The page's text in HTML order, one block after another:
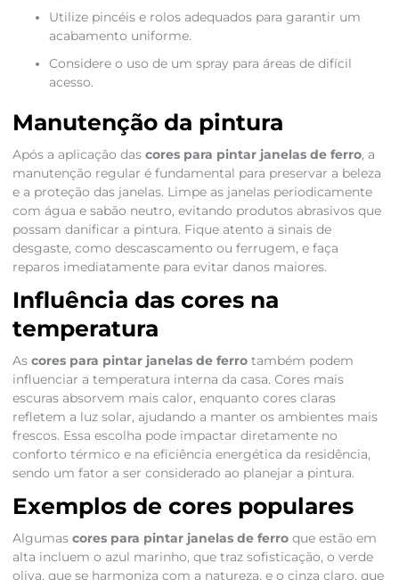
Utilize pincéis e rolos adequados para garantir um
acabamento uniforme.
Considere o uso de um spray para áreas de difícil
acesso.
Manutenção da pintura
Após a aplicação das cores para pintar janelas de ferro, a
manutenção regular é fundamental para preservar a beleza
e a proteção das janelas. Limpe as janelas periodicamente
com água e sabão neutro, evitando produtos abrasivos que
possam danificar a pintura. Fique atento a sinais de
desgaste, como descascamento ou ferrugem, e faça
reparos imediatamente para evitar danos maiores.
Influência das cores na
temperatura
As cores para pintar janelas de ferrotambém podem
influenciar a temperatura interna da casa. Cores mais
escuras absorvem mais calor, enquanto cores claras
refletem a luz solar, ajudando a manter os ambientes mais
frescos. Essa escolha pode impactar diretamente no
conforto térmico e na eficiência energética da residência,
sendo um fator a ser considerado ao planejar a pintura.
Exemplos de cores populares
Algumas cores para pintar janelas de ferroque estão em
alta incluem o azul marinho, que traz sofisticação, o verde
oliva, que se harmoniza com a natureza, e o cinza claro, que